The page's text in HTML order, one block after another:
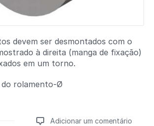
devem ser desmontados com o
à direita (manga de fixação)
em um torno.
rolamento-Ø
Adicionar um comentário